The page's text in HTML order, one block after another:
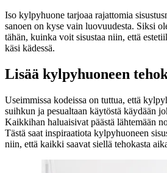
Iso kylpyhuone tarjoaa rajattomia
sanoen on kyse vain luovuudesta. Siksi
tähän, kuinka voit sisustaa niin, että
käsi kädessä.
Lisää kylpyhuoneen
Useimmissa kodeissa on tuttua, että
suihkun ja pesualtaan käytöstä käydään
Kaikkihan haluaisivat päästä lähtemään
Tästä saat inspiraatiota kylpyhuoneen
niin, että kaikki saavat siellä tehokasta